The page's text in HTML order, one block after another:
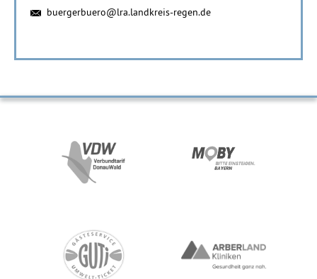
buergerbuero@lra.landkreis-regen.de